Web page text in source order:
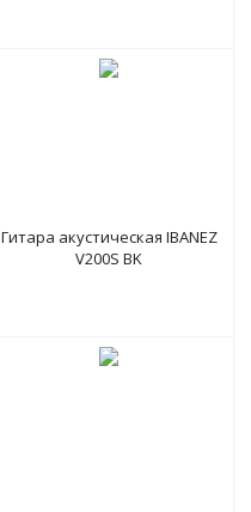
Гитара акустическая IBANEZ
V200S BK